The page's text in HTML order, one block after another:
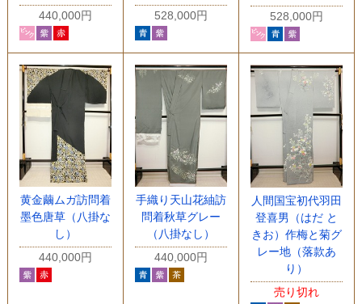
440,000円
528,000円
528,000円
黄金繭ムガ訪問着
墨色唐草（八掛な
し）
440,000円
手織り天山花紬訪
問着秋草グレー
（八掛なし）
440,000円
人間国宝初代羽田
登喜男（はだ と
きお）作梅と菊グ
レー地（落款あ
り）
売り切れ